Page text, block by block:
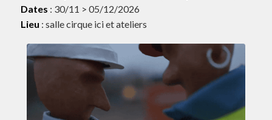
Dates : 30/11 > 05/12/2026
Lieu : salle cirque ici et ateliers